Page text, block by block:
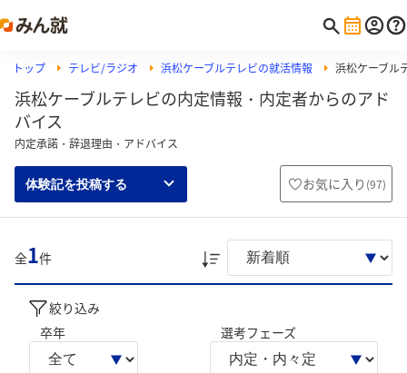
トップ テレビ/ラジオ 浜松ケーブルテレビの就活情報 浜松ケーブル
浜松ケーブルテレビの内定情報・内定者からのアド
バイス
内定承諾・辞退理由・アドバイス
体験記を投稿する お気に入り (97)
全1件
絞り込み
卒年
選考フェーズ